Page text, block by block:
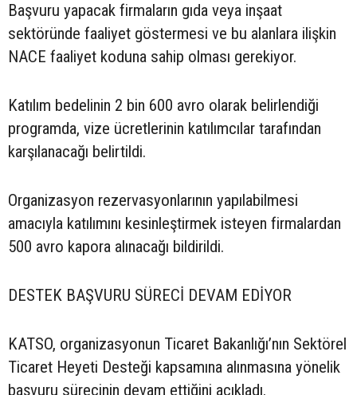
Başvuru yapacak firmaların gıda veya inşaat
sektöründe faaliyet göstermesi ve bu alanlara ilişkin
NACE faaliyet koduna sahip olması gerekiyor.
Katılım bedelinin 2 bin 600 avro olarak belirlendiği
programda, vize ücretlerinin katılımcılar tarafından
karşılanacağı belirtildi.
Organizasyon rezervasyonlarının yapılabilmesi
amacıyla katılımını kesinleştirmek isteyen firmalardan
500 avro kapora alınacağı bildirildi.
DESTEK BAŞVURU SÜRECİ DEVAM EDİYOR
KATSO, organizasyonun Ticaret Bakanlığı’nın Sektörel
Ticaret Heyeti Desteği kapsamına alınmasına yönelik
başvuru sürecinin devam ettiğini açıkladı.